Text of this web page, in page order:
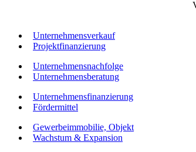
Unternehmensverkauf
Projektfinanzierung
Unternehmensnachfolge
Unternehmensberatung
Unternehmensfinanzierung
Fördermittel
Gewerbeimmobilie, Objekt
Wachstum & Expansion